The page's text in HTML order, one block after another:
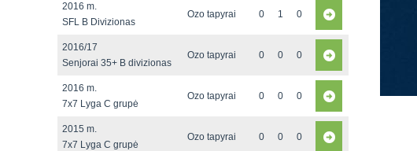
2016 m.
SFL B Divizionas
Ozo tapyrai 0 1 0
2016/17
Senjorai 35+ B divizionas
Ozo tapyrai 0 0 0
2016 m.
7x7 Lyga C grupė
Ozo tapyrai 0 0 0
2015 m.
7x7 Lyga C grupė
Ozo tapyrai 0 0 0